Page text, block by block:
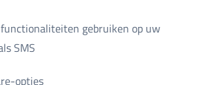
gebruiken op uw
SMS
opties